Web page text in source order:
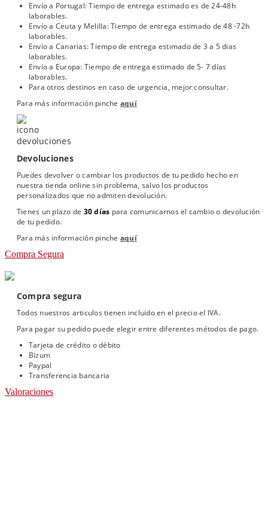
Envío a Portugal: Tiempo de entrega estimado es de 24-48h
laborables.
Envío a Ceuta y Melilla: Tiempo de entrega estimado de 48 -72h
laborables.
Envío a Canarias: Tiempo de entrega estimado de 3 a 5 dias
laborables.
Envío a Europa: Tiempo de entrega estimado de 5- 7 días
laborables.
Para otros destinos en caso de urgencia, mejor consultar.
Para más información pinche aquí
Devoluciones
Puedes devolver o cambiar los productos de tu pedido hecho en
nuestra tienda online sin problema, salvo los productos
personalizados que no admiten devolución.
Tienes un plazo de 30 días para comunicarnos el cambio o devolución
de tu pedido.
Para más información pinche aquí
Compra Segura
Compra segura
Todos nuestros articulos tienen incluido en el precio el IVA.
Para pagar su pedido puede elegir entre diferentes métodos de pago.
Tarjeta de crédito o débito
Bizum
Paypal
Transferencia bancaria
Valoraciones